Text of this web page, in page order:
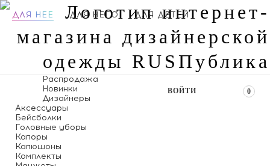
ДЛЯ НЕЕ ДЛЯ НЕГО ДЛЯ ДЕТЕЙ
0
ВОЙТИ
Распродажа
Новинки
Дизайнеры
Аксессуары
Бейсболки
Головные уборы
Капоры
Капюшоны
Комплекты